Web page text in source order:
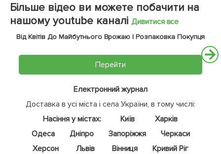
Більше відео ви можете побачити на
нашому youtube каналі Дивитися все
Від Квітів До Майбутнього Врожаю | Розпаковка Покупця
Перейти
Електронний журнал
Доставка в усі міста і села України, в тому числі:
Насіння у містах:
Київ
Харків
Одеса
Дніпро Запоріжжя
Черкаси
Херсон
Львів Вінниця
Кривий Ріг